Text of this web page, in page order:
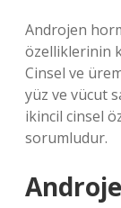
Androjen
özelliklerinin
Cinsel ve
yüz ve vücut
ikincil cinsel
sorumludur.